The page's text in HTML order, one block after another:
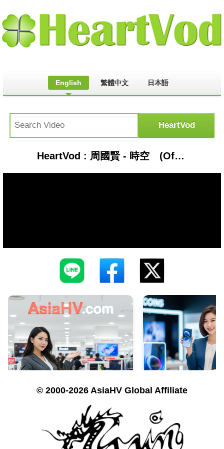
English 繁體中文 日本語
HeartVod : 周國賢 - 時空 (Official Music Video)
© 2000-2026 AsiaHV Global Affiliate